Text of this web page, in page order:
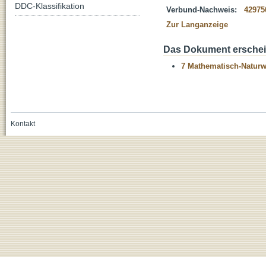
Verbund-Nachweis:
Zur Langanzeige
Das Dokument
7 Mathematisch-
DDC-Klassifikation
Kontakt